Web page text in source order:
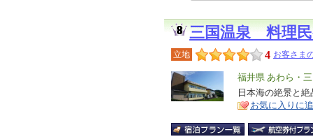
三国温泉 料理
立地 4 お客さま
エ
リ
ア
福井県 あわら・
特
徴
日本海の絶景と
お気に入りに